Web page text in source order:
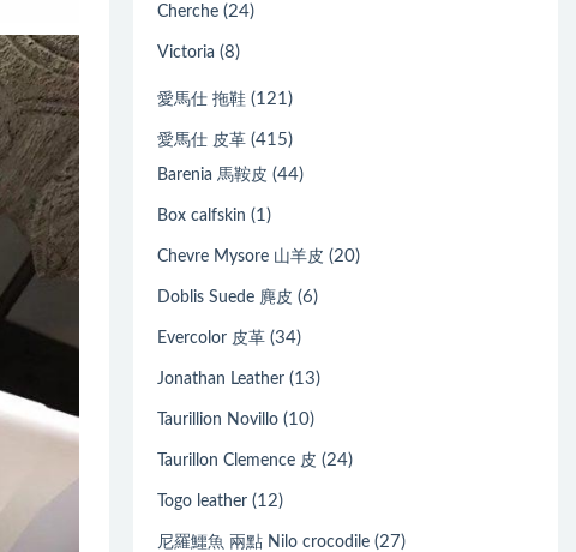
Cherche (24)
Victoria (8)
愛馬仕 拖鞋 (121)
愛馬仕 皮革 (415)
Barenia 馬鞍皮 (44)
Box calfskin (1)
Chevre Mysore 山羊皮 (20)
Doblis Suede 麂皮 (6)
Evercolor 皮革 (34)
Jonathan Leather (13)
Taurillion Novillo (10)
Taurillon Clemence 皮 (24)
Togo leather (12)
尼羅鱷魚 兩點 Nilo crocodile (27)